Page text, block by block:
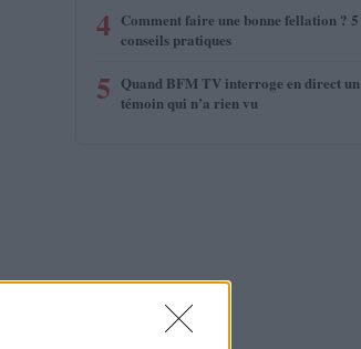
4 Comment faire une bonne fellation ? 5
conseils pratiques
5 Quand BFM TV interroge en direct un
témoin qui n’a rien vu